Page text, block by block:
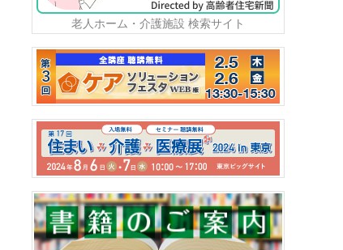
老人ホーム・介護施設 検索サイト